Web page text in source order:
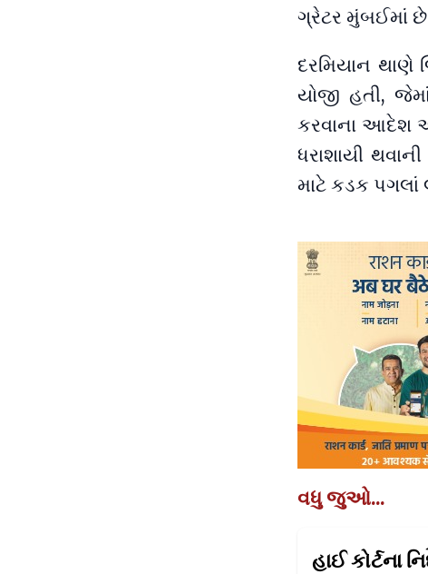
ગ્રેટર મુંબઈમાં
દરમિયાન થાણે
યોજી હતી,
કરવાના આદેશ
ધરાશાયી
માટે કડક પગલાં
વધુ જુઓ...
હાઈ કોર્ટના